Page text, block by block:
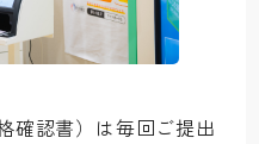
確認書）は毎回ご提出